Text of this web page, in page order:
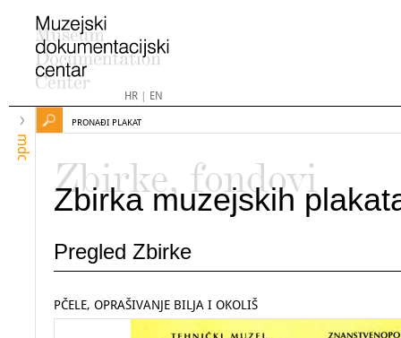
HR| EN
mdc
PRONAĐI PLAKAT
Zbirke, fondovi
Zbirka muzejskih
Pregled Zbirke
PČELE, OPRAŠIVANJE BILJA I OKOLIŠ